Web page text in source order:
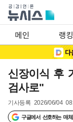
메인 랭킹
신장이식 후
검사로"
기사등록 2026/06/04
구글에서 선호하는 매